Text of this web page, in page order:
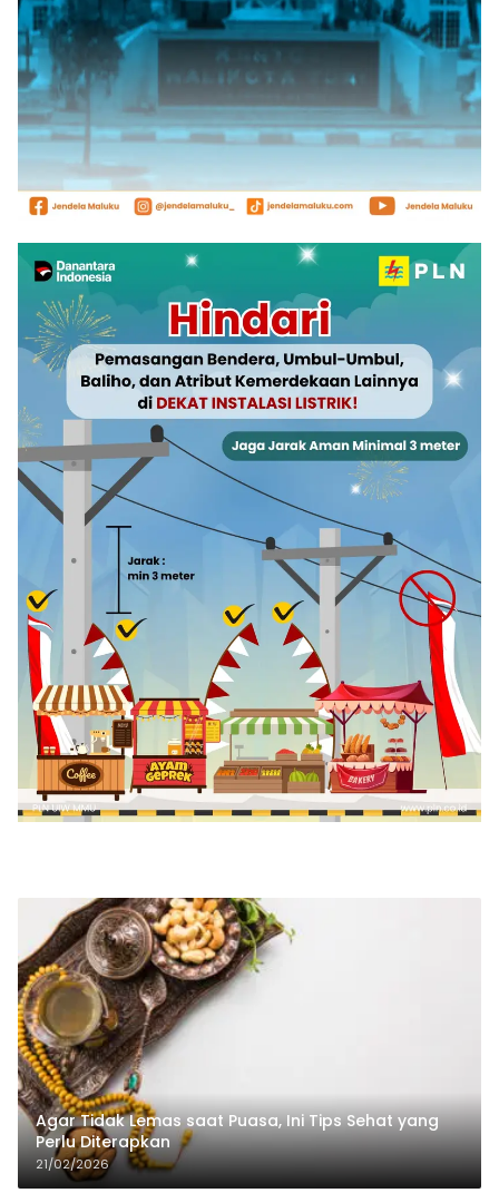
Agar Tidak Lemas saat Puasa, Ini Tips Sehat yang
Perlu Diterapkan
21/02/2026